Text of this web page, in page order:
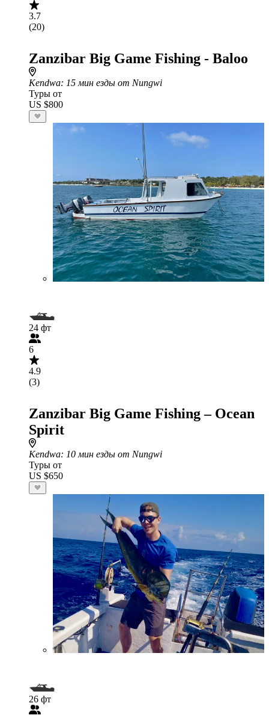
3.7
(20)
Zanzibar Big Game Fishing - Baloo
Kendwa: 15 мин езды от Nungwi
Туры от
US $800
24 фт
6
4.9
(3)
Zanzibar Big Game Fishing – Ocean
Spirit
Kendwa: 10 мин езды от Nungwi
Туры от
US $650
26 фт